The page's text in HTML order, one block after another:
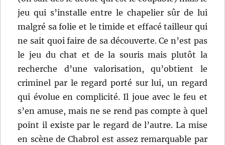
jeu qui s’installe entre le chapelier sûr de lui
malgré sa folie et le timide et effacé tailleur qui
ne sait quoi faire de sa découverte. Ce n’est pas
le jeu du chat et de la souris mais plutôt la
recherche d’une valorisation, qu’obtient le
criminel par le regard porté sur lui, un regard
qui évolue en complicité. Il joue avec le feu et
s’en amuse, mais ne se rend pas compte à quel
point il existe par le regard de l’autre. La mise
en scène de Chabrol est assez remarquable par